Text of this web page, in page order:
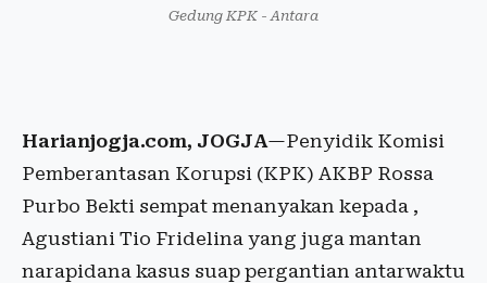
Gedung KPK - Antara
Harianjogja.com, JOGJA—Penyidik Komisi
Pemberantasan Korupsi (KPK) AKBP Rossa
Purbo Bekti sempat menanyakan kepada ,
Agustiani Tio Fridelina yang juga mantan
narapidana kasus suap pergantian antarwaktu